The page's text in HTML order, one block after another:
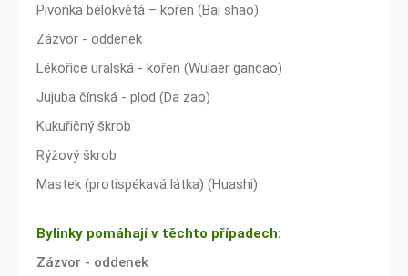
Pivoňka bělokvětá – kořen (Bai shao)
Zázvor - oddenek
Lékořice uralská - kořen (Wulaer gancao)
Jujuba čínská - plod (Da zao)
Kukuřičný škrob
Rýžový škrob
Mastek (protispékavá látka) (Huashi)
Bylinky pomáhají v těchto případech:
Zázvor - oddenek